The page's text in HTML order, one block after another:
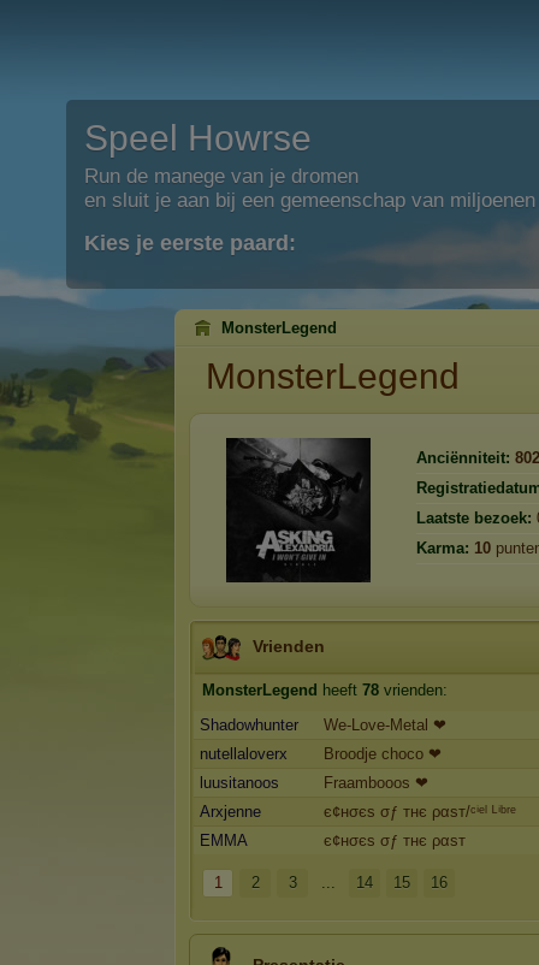
Speel Howrse
Run de manege van je dromen
en sluit je aan bij een gemeenschap van
Kies je eerste paard:
MonsterLegend
MonsterLegend
Anciënniteit: 802
Laatste bezoek:
Karma: 10
Vrienden
MonsterLegend heeft 78 vrienden:
Shadowhunter
We-Love-Metal ❤
nutellaloverx
Broodje choco ❤
luusitanoos
Fraambooos ❤
Arxjenne
є¢нσєѕ σƒ тнє ραѕт/ᶜⁱᵉˡ ᴸⁱᵇʳᵉ
EMMA
є¢нσєѕ σƒ тнє ραѕт
1 2 3 ... 14 15 16